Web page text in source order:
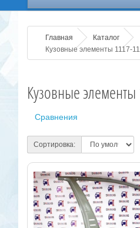
Главная
Каталог
Кузовные элементы 1117-
Кузовные
Сравнения
Сортировка: